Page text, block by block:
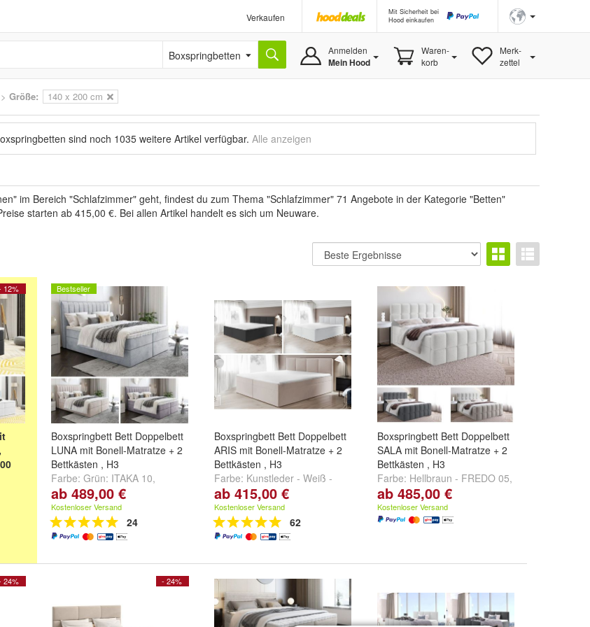
Verkaufen
Mit Sicherheit bei
Hood einkaufen
Boxspringbetten Anmelden
Mein Hood
Waren-
korb
Merk-
zettel
> Größe: 140 x 200 cm
sind noch 1035 weitere Artikel verfügbar. Alle anzeigen
im Bereich "Schlafzimmer" geht, findest du zum Thema "Schlafzimmer" 71 Angebote in der Kategorie "Betten"
starten ab 415,00 €. Bei allen Artikel handelt es sich um Neuware.
12% Bestseller
Boxspringbett Bett Doppelbett
LUNA mit Bonell-Matratze + 2
Bettkästen , H3
Farbe: Grün: ITAKA 10,
Dunkelblau: ITAKA 11
Dunkelgrau: ITAKA 14
weitere ...
ab 489,00 €
Kostenloser Versand
24
Boxspringbett Bett Doppelbett
ARIS mit Bonell-Matratze + 2
Bettkästen , H3
Farbe: Kunstleder - Weiß -
Madryt 920,Beige - Fuego
152,Braun - Fuego 158
weitere ...
ab 415,00 €
Kostenloser Versand
62
Boxspringbett Bett Doppelbett
SALA mit Bonell-Matratze + 2
Bettkästen , H3
Farbe: Hellbraun - FREDO 05,
Beige - FREDO 10
FREDO15undweitere ...
ab 485,00 €
Kostenloser Versand
24% - 24%